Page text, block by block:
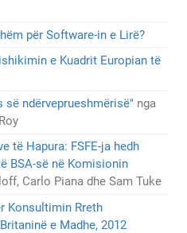
për Software-in e Lirë?
e Kuadrit Europian të
së ndërveprueshmërisë" nga
të Hapura: FSFE-ja hedh
BSA-së në Komisionin
Carlo Piana dhe Sam Tuke
Konsultimin Rreth
e Madhe, 2012